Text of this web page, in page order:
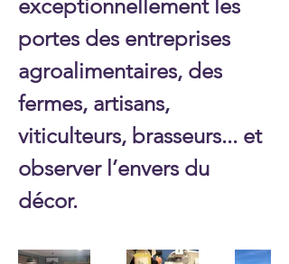
exceptionnellement les
portes des entreprises
agroalimentaires, des
fermes, artisans,
viticulteurs, brasseurs... et
observer l’envers du
décor.